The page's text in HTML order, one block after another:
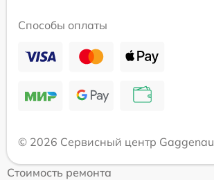
Способы оплаты
© 2026 Сервисный центр Gaggenau
Стоимость ремонта